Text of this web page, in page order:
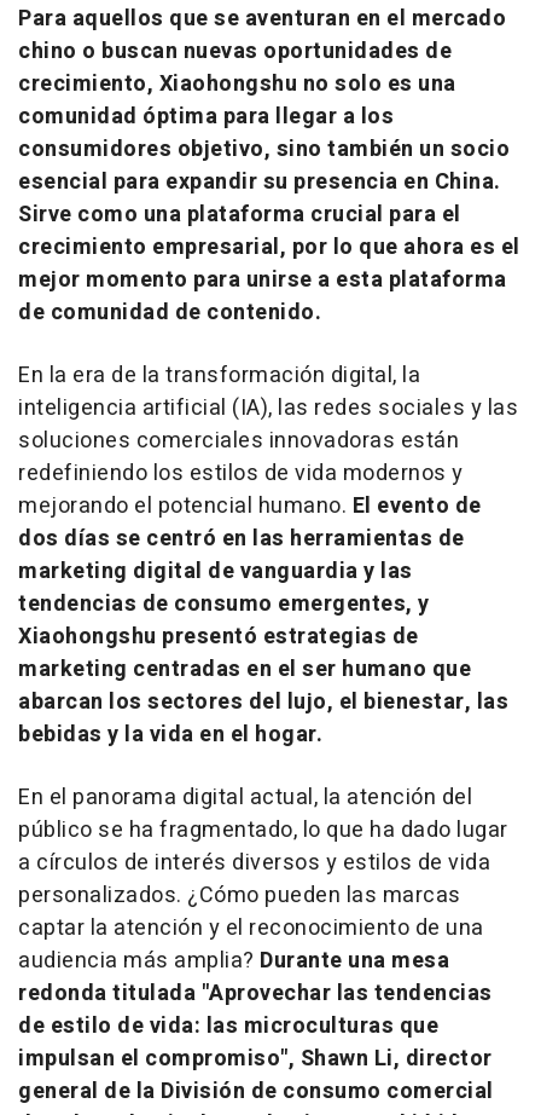
Para aquellos que se aventuran en el mercado
chino o buscan nuevas oportunidades de
crecimiento, Xiaohongshu no solo es una
comunidad óptima para llegar a los
consumidores objetivo, sino también un socio
esencial para expandir su presencia en China.
Sirve como una plataforma crucial para el
crecimiento empresarial, por lo que ahora es el
mejor momento para unirse a esta plataforma
de comunidad de contenido.
En la era de la transformación digital, la
inteligencia artificial (IA), las redes sociales y las
soluciones comerciales innovadoras están
redefiniendo los estilos de vida modernos y
mejorando el potencial humano. El evento de
dos días se centró en las herramientas de
marketing digital de vanguardia y las
tendencias de consumo emergentes, y
Xiaohongshu presentó estrategias de
marketing centradas en el ser humano que
abarcan los sectores del lujo, el bienestar, las
bebidas y la vida en el hogar.
En el panorama digital actual, la atención del
público se ha fragmentado, lo que ha dado lugar
a círculos de interés diversos y estilos de vida
personalizados. ¿Cómo pueden las marcas
captar la atención y el reconocimiento de una
audiencia más amplia? Durante una mesa
redonda titulada "Aprovechar las tendencias
de estilo de vida: las microculturas que
impulsan el compromiso", Shawn Li, director
general de la División de consumo comercial